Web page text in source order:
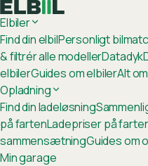
Elbiler
Find din elbilPersonligt
& filtrér alle modellerDatadyk
elbilerGuides om elbilerAlt
Opladning
Find din ladeløsning
på fartenLadepriser på
sammensætningGuides om
Min garage